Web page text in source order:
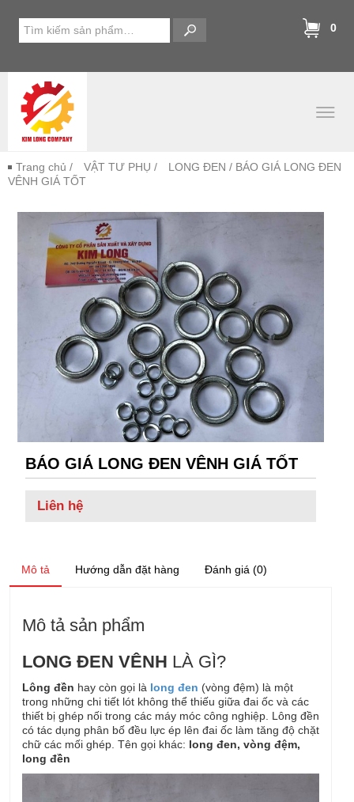
0
Trang chủ / VẬT TƯ PHỤ / LONG ĐEN / BÁO GIÁ LONG ĐEN
VÊNH GIÁ TỐT
BÁO GIÁ LONG ĐEN VÊNH GIÁ TỐT
Liên hệ
Mô tả Hướng dẫn đặt hàng Đánh giá (0)
Mô tả sản phẩm
LONG ĐEN VÊNH LÀ GÌ?
Lông đền hay còn gọi là long đen (vòng đệm) là một
trong những chi tiết lót không thể thiếu giữa đai ốc và các
thiết bị ghép nối trong các máy móc công nghiệp. Lông đền
có tác dụng phân bố đều lực ép lên đai ốc làm tăng độ chặt
chữ các mối ghép. Tên gọi khác: long đen, vòng đệm,
long đền